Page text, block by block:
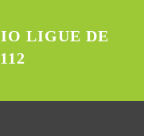
LIGUE DE